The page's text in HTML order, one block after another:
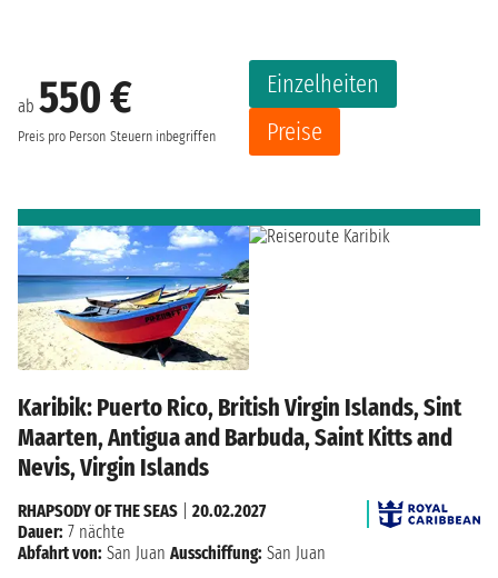
ab 550 €
Preis pro Person Steuern inbegriffen
Einzelheiten
Preise
Karibik: Puerto Rico, British Virgin Islands, Sint
Maarten, Antigua and Barbuda, Saint Kitts and
Nevis, Virgin Islands
RHAPSODY OF THE SEAS
20.02.2027
Dauer: 7 nächte
Abfahrt von: San Juan Ausschiffung: San Juan